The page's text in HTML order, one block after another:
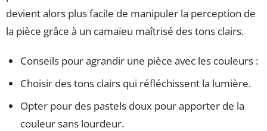
devient alors plus facile de manipuler la perception de
la pièce grâce à un camaïeu maîtrisé des tons clairs.
Conseils pour agrandir une pièce avec les couleurs :
Choisir des tons clairs qui réfléchissent la lumière.
Opter pour des pastels doux pour apporter de la
couleur sans lourdeur.